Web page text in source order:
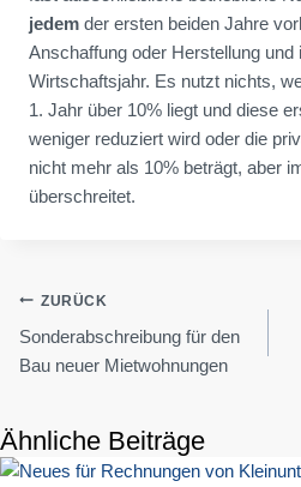
jedem der ersten beiden Jahre
Anschaffung oder Herstellung und
Wirtschaftsjahr. Es nutzt nichts,
1. Jahr über 10% liegt und diese
weniger reduziert wird oder die
nicht mehr als 10% beträgt, aber
überschreitet.
ZURÜCK
Sonderabschreibung für den
Bau neuer Mietwohnungen
Ähnliche Beiträge